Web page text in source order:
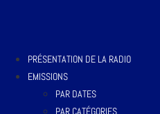
PRÉSENTATION DE LA RADIO
EMISSIONS
PAR DATES
PAR CATÉGORIES